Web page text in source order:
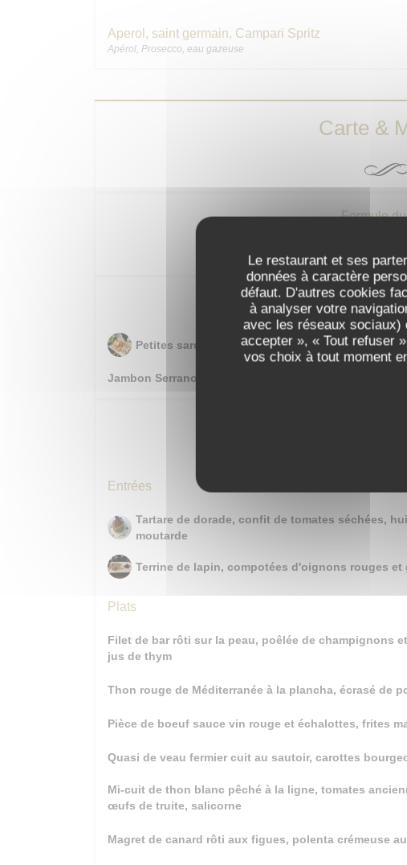
Le restaurant et ses
données à caractère
défaut. D'autres cookies
à analyser votre
avec les réseaux sociaux)
accepter », « Tout refuser
vos choix à tout moment
Aperol, saint germain, Campari Spritz
Apérol, Prosecco, eau gazeuse
Carte &
Formule
Pour patienter et
Petites sardines de Galice « LA GUILDIVE »
Jambon Serrano affiné 24 mois
Entrée + Plat +
Entrées
Tartare de dorade, confit de tomates séchées,
moutarde
Terrine de lapin, compotées d'oignons rouges et
Plats
Filet de bar rôti sur la peau, poêlée de champignons
jus de thym
Thon rouge de Méditerranée à la plancha, écrasé de
Pièce de boeuf sauce vin rouge et échalottes, frites
Quasi de veau fermier cuit au sautoir, carottes
Mi-cuit de thon blanc pêché à la ligne, tomates
œufs de truite, salicorne
Magret de canard rôti aux figues, polenta crémeuse